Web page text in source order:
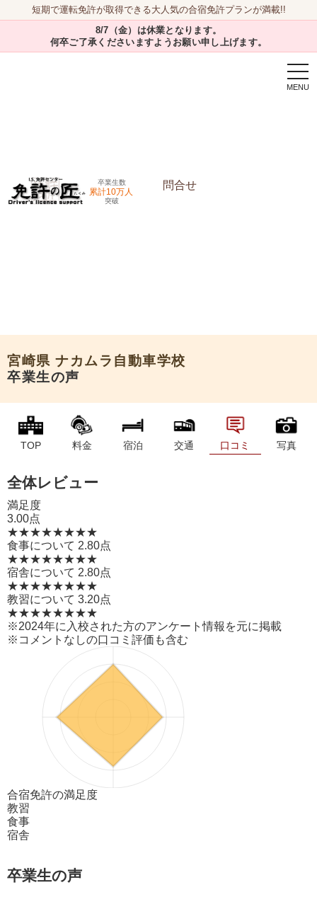
短期で運転免許が取得できる大人気の合宿免許プランが満載!!
8/7（金）は休業となります。
何卒ご了承くださいますようお願い申し上げます。
卒業生数
累計10万人
突破
問合せ
宮崎県 ナカムラ自動車学校
卒業生の声
TOP 料金 宿泊 交通 口コミ 写真
全体レビュー
満足度
3.00点
★★★★★★★★
食事について 2.80点
★★★★★★★★
宿舎について 2.80点
★★★★★★★★
教習について 3.20点
★★★★★★★★
※2024年に入校された方のアンケート情報を元に掲載
※コメントなしの口コミ評価も含む
合宿免許の満足度
教習
食事
宿舎
卒業生の声